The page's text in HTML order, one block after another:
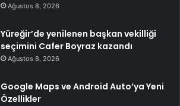
Ağustos 8, 2026
Yüreğir’de yenilenen başkan vekilliği
seçimini Cafer Boyraz kazandı
Ağustos 8, 2026
Google Maps ve Android Auto’ya Yeni
Özellikler